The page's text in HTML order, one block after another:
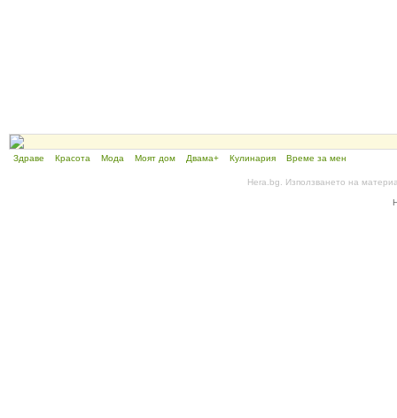
Здраве Красота Мода Моят дом Двама+ Кулинария Време за мен
Hera.bg. Използването на